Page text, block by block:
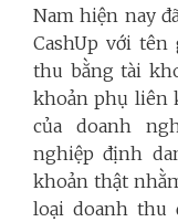
Nam hiện nay
CashUp với
thu bằng tài
khoản phụ liên
của doanh
nghiệp định
khoản thật
loại doanh thu